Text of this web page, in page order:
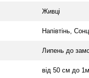
Живці
Напівтінь,
Липень до
від 50 см до 1м